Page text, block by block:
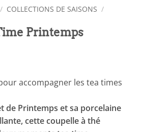
/ COLLECTIONS DE SAISONS /
Printemps
accompagner les tea times
de Printemps et sa porcelaine
cette coupelle à thé